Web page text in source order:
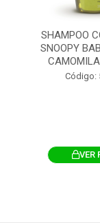
SHAMPOO
SNOOPY
Código:
VER